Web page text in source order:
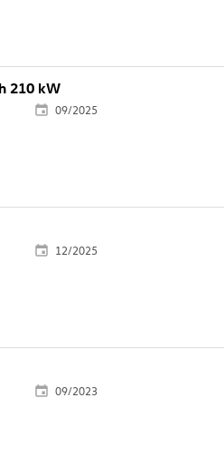
210 kW
09/2025
12/2025
09/2023